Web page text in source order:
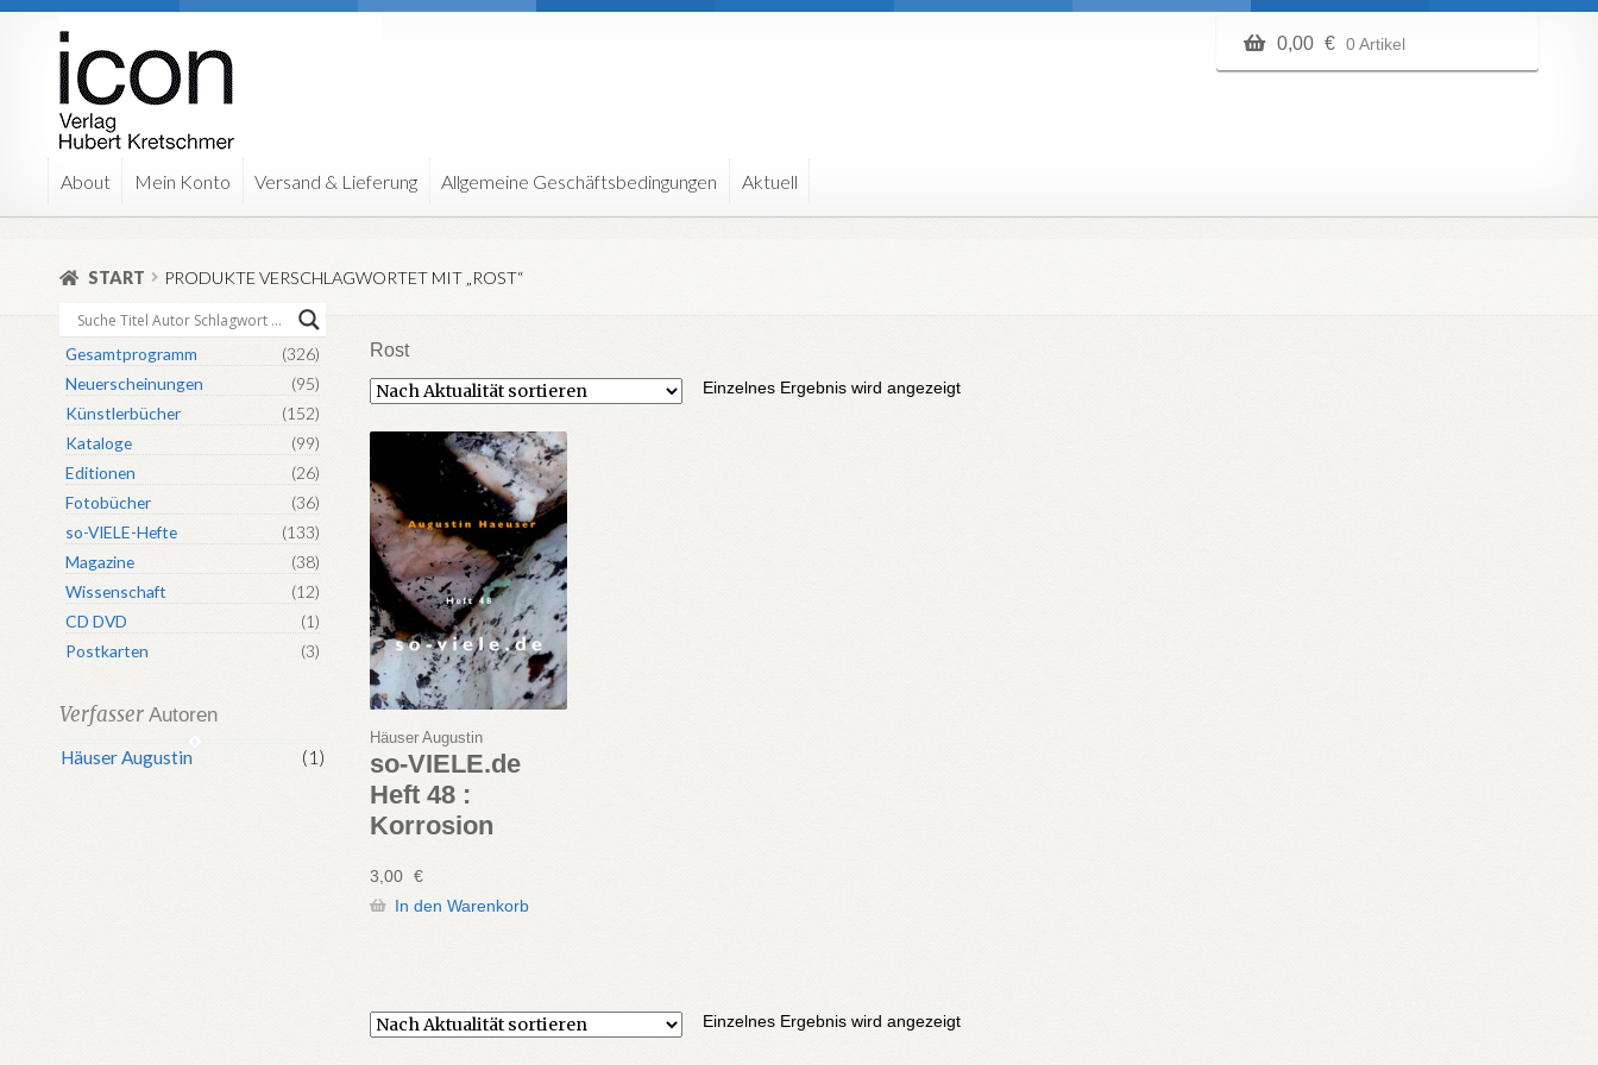
Zur
Navigation
springen
Zum
Inhalt
springen
0,00 € 0 Artikel
About Mein Konto Versand & Lieferung Allgemeine Geschäftsbedingungen Aktuell
START PRODUKTE VERSCHLAGWORTET MIT „ROST“
Rost
Einzelnes Ergebnis wird angezeigt
Häuser Augustin
so-VIELE.de
Heft 48 :
Korrosion
3,00 €
In den Warenkorb
Einzelnes Ergebnis wird angezeigt
Gesamtprogramm
(326)
Neuerscheinungen
(95)
Künstlerbücher
(152)
Kataloge
(99)
Editionen
(26)
Fotobücher
(36)
so-VIELE-Hefte
(133)
Magazine
(38)
Wissenschaft
(12)
CD DVD
(1)
Postkarten
(3)
Verfasser Autoren
Häuser Augustin (1)